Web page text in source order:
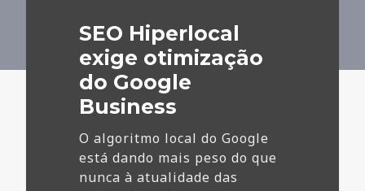
Business
SEO Hiperlocal
exige otimização
do Google
Business
O algoritmo local do Google
está dando mais peso do que
nunca à atualidade das